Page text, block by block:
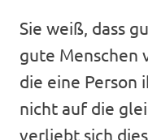
Sie weiß, dass
gute Menschen
die eine Person
nicht auf die
verliebt sich